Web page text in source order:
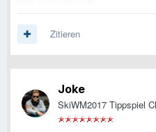
Zitieren
Joke
SkiWM2017 Tippspiel